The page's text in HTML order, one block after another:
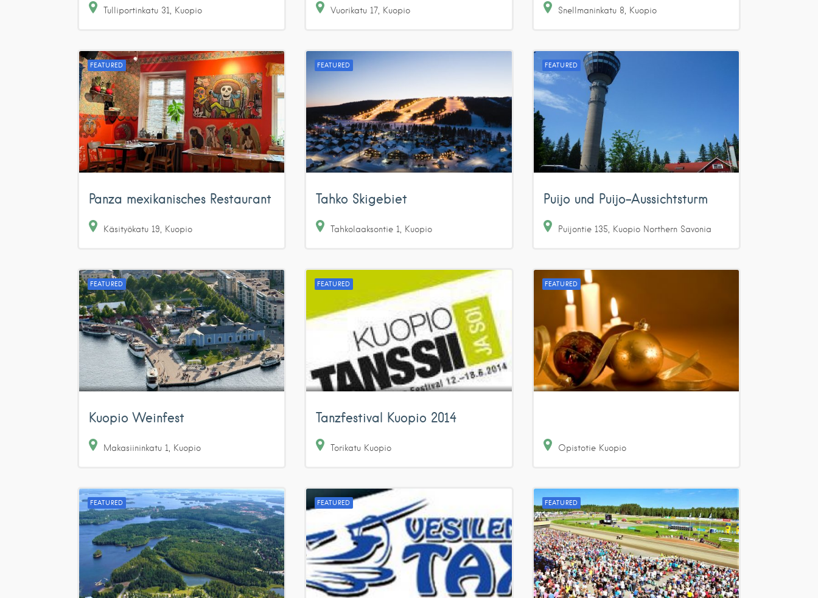
Tulliportinkatu 31 Kuopio Vuorikatu 17 Kuopio Snellmaninkatu 8 Kuopio
FEATURED
Panza mexikanisches Restaurant
Käsityökatu 19 Kuopio
FEATURED
Tahko Skigebiet
Tahkolaaksontie 1 Kuopio
FEATURED
Puijo und Puijo-Aussichtsturm
Puijontie 135 Kuopio Northern Savonia
FEATURED
Kuopio Weinfest
Makasiininkatu 1 Kuopio
FEATURED
Tanzfestival Kuopio 2014
Torikatu Kuopio
FEATURED
Opistotie Kuopio
FEATURED FEATURED FEATURED